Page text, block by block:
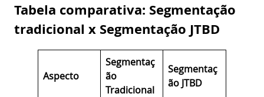
Tabela comparativa: Segmentação
tradicional x Segmentação JTBD
Aspecto
Segmentaç
ão
Tradicional
Segmentaç
ão JTBD